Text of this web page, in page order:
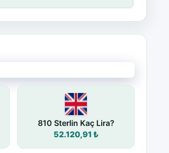
810 Sterlin Kaç Lira?
52.120,91 ₺